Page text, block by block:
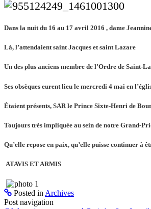
Dans la nuit du 16 au 17 avril 2016 , dame
Là, l’attendaient saint Jacques et saint Lazare
Un des plus anciens membre de l’Ordre de Saint-
Ses obsèques eurent lieu le mercredi 4 mai en
Étaient présents, SAR le Prince Sixte-Henri de
Toujours très impliquée au sein de notre Grand-
Qu’elle repose en paix, qu’elle puisse continuer à
ATAVIS ET ARMIS
Posted in Archives
Post navigation